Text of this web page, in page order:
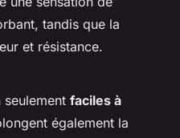
tandis que la
et résistance.
faciles à
également la